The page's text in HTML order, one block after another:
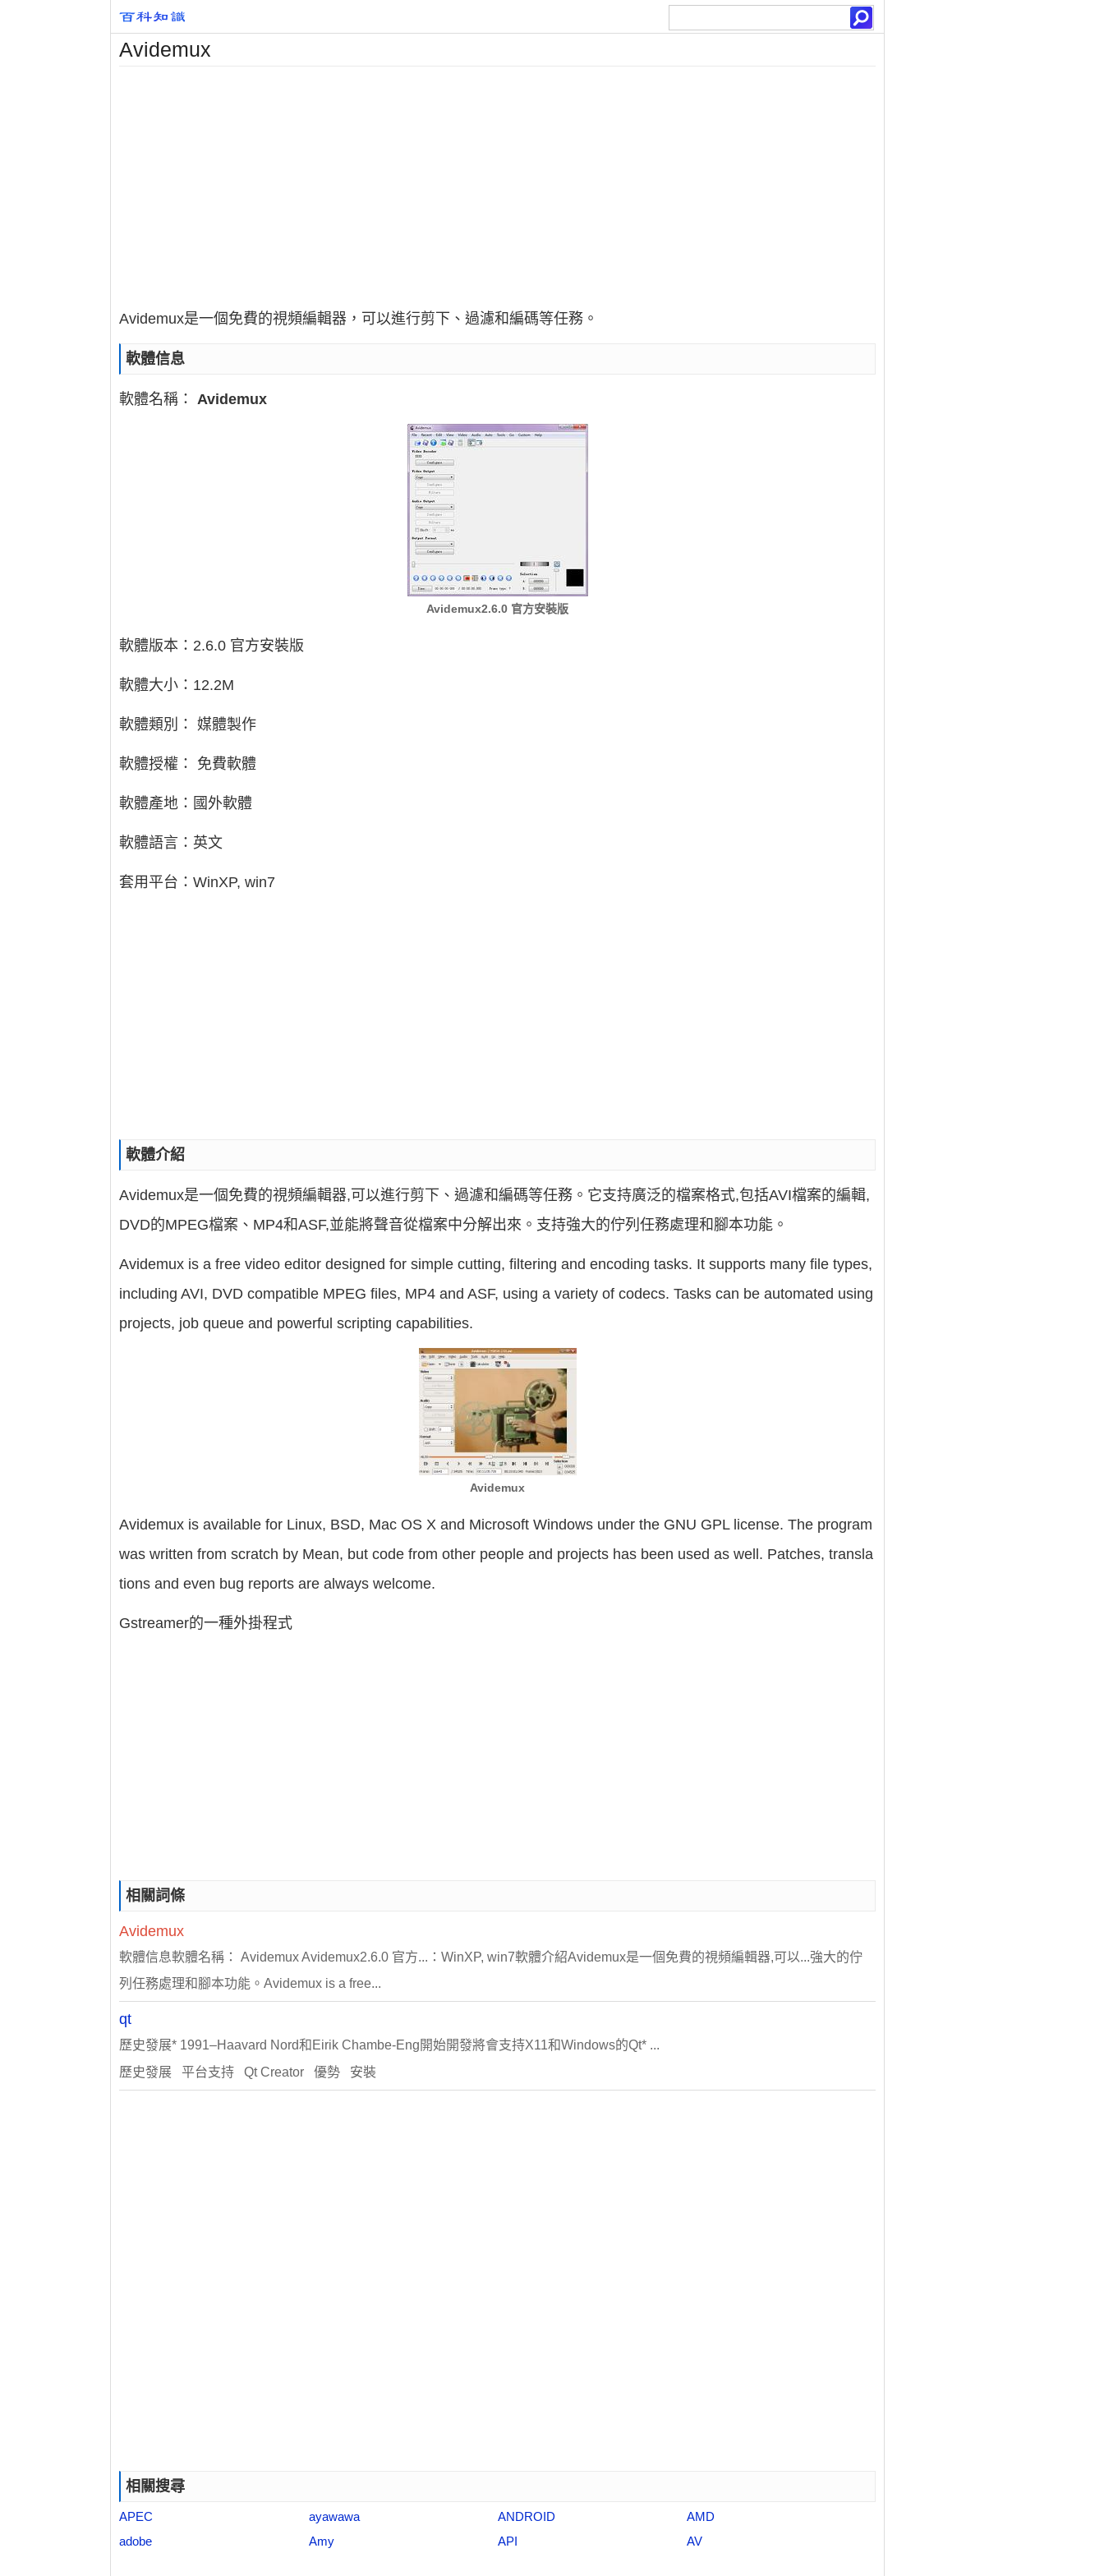
Avidemux
Avidemux是一個免費的視頻編輯器，可以進行剪下、過濾和編碼等任務。
軟體信息
軟體名稱：Avidemux
Avidemux2.6.0 官方安裝版
軟體版本：2.6.0 官方安裝版
軟體大小：12.2M
軟體類別： 媒體製作
軟體授權： 免費軟體
軟體產地：國外軟體
軟體語言：英文
套用平台：WinXP, win7
軟體介紹
Avidemux是一個免費的視頻編輯器,可以進行剪下、過濾和編碼等任務。它支持廣泛的檔案格式,包括AVI檔案的編輯,
DVD的MPEG檔案、MP4和ASF,並能將聲音從檔案中分解出來。支持強大的佇列任務處理和腳本功能。
Avidemux is a free video editor designed for simple cutting, filtering and encoding tasks. It supports many file types,
including AVI, DVD compatible MPEG files, MP4 and ASF, using a variety of codecs. Tasks can be automated using
projects, job queue and powerful scripting capabilities.
Avidemux
Avidemux is available for Linux, BSD, Mac OS X and Microsoft Windows under the GNU GPL license. The program
was written from scratch by Mean, but code from other people and projects has been used as well. Patches, transla
tions and even bug reports are always welcome.
Gstreamer的一種外掛程式
相關詞條
Avidemux
軟體信息軟體名稱： Avidemux Avidemux2.6.0 官方...：WinXP, win7軟體介紹Avidemux是一個免費的視頻編輯器,可以...強大的佇
列任務處理和腳本功能。Avidemux is a free...
qt
歷史發展* 1991–Haavard Nord和Eirik Chambe-Eng開始開發將會支持X11和Windows的Qt* ...
歷史發展 平台支持 Qt Creator 優勢 安裝
相關搜尋
APEC ayawawa ANDROID
AMD
adobe
Amy API AV